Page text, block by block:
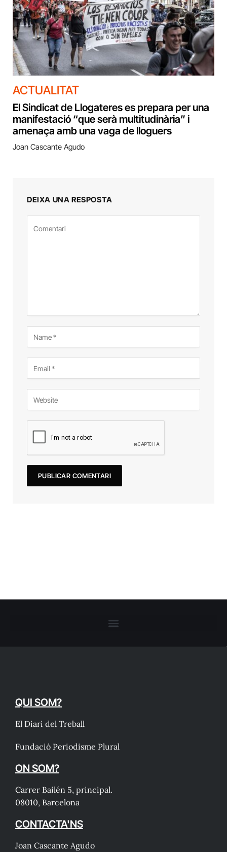
ACTUALITAT
El Sindicat de Llogateres es prepara per una
manifestació “que serà multitudinària” i
amenaça amb una vaga de lloguers
Joan Cascante Agudo
DEIXA UNA RESPOSTA
QUI SOM?
El Diari del Treball
Fundació Periodisme Plural
ON SOM?
Carrer Bailén 5, principal.
08010, Barcelona
CONTACTA'NS
Joan Cascante Agudo